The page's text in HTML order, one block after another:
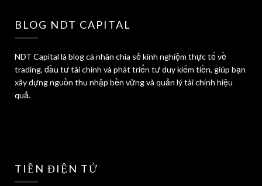
BLOG NDT CAPITAL
NDT Capital là blog cá nhân chia sẻ kinh nghiệm thực tế về
trading, đầu tư tài chính và phát triển tư duy kiếm tiền, giúp bạn
xây dựng nguồn thu nhập bền vững và quản lý tài chính hiệu
quả.
TIỀN ĐIỆN TỬ